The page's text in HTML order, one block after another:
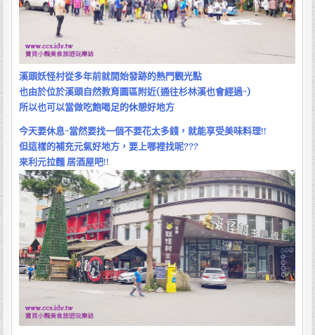
胃
休
用
餐
去
處
溪頭妖怪村從多年前就開始發跡的熱門觀光點
也由於位於溪頭自然教育園區附近(通往杉林溪也會經過~)
所以也可以當做吃飽喝足的休憩好地方
今天要休息~當然要找一個不要花太多錢，就能享受美味料理!!
但這樣的補充元氣好地方，要上哪裡找呢???
來利元拉麵 居酒屋吧!!